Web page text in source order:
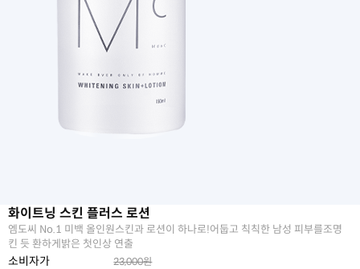
화이트닝 스킨 플러스 로션
엠도씨 No.1 미백 올인원스킨과 로션이 하나로!어둡고 칙칙한 남성 피부를조명
킨 듯 환하게밝은 첫인상 연출
소비자가 23,000원